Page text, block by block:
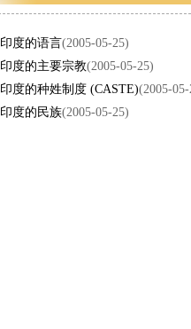
印度的语言(2005-05-25)
印度的主要宗教(2005-05-25)
印度的种姓制度 (CASTE)(2005-
印度的民族(2005-05-25)